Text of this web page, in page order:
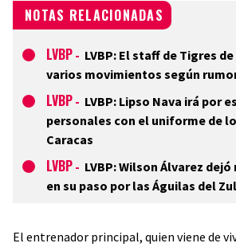
NOTAS RELACIONADAS
LVBP - LVBP: El staff de Tigres
varios movimientos según
LVBP - LVBP: Lipso Nava irá por
personales con el uniforme de
Caracas
LVBP - LVBP: Wilson Álvarez
en su paso por las Águilas del
El entrenador principal, quien viene de